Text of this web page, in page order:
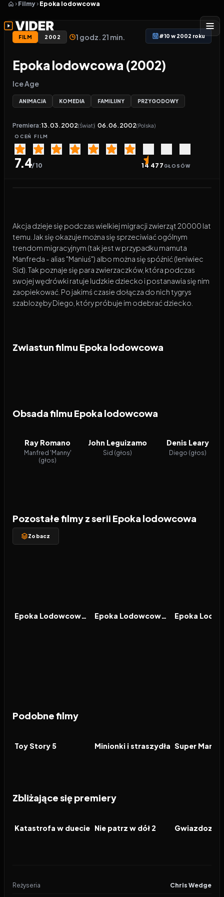
Filmy Epoka lodowcowa
FILM 2002 1 godz. 21 min. #10 w 2002 roku
Epoka lodowcowa (2002)
Ice Age
ANIMACJA KOMEDIA FAMILIJNY PRZYGODOWY
Premiera:13.03.2002(Świat) 06.06.2002(Polska)
OCEŃ FILM
7.4/ 10 14 477GŁOSÓW
Akcja dzieje się podczas wielkiej migracji zwierząt 20000 lat
temu. Jak się okazuje można się sprzeciwiać ogólnym
trendom migracyjnym (tak jest w przypadku mamuta
Manfreda - alias "Maniuś") albo można się spóźnić (leniwiec
Sid). Tak poznaje się para zwierzaczków, która podczas
swojej wędrówki ratuje ludzkie dziecko i postanawia się nim
zaopiekować. Po jakimś czasie dołącza do nich tygrys
szablozęby Diego, który próbuje im odebrać dziecko.
Zwiastun filmu Epoka lodowcowa
Obsada filmu Epoka lodowcowa
Ray Romano
Manfred 'Manny'
(głos)
John Leguizamo
Sid (głos)
Denis Leary
Diego (głos)
Pozostałe filmy z serii Epoka lodowcowa
Zobacz
FILM Epoka Lodowcowa 2: Odwilż FILM Epoka Lodowcowa 3: Era Dinozaurów FILM
Podobne filmy
FILM
Toy Story 5 FILM
Minionki i straszydła FILM
Zbliżające się premiery
FILM
Katastrofa w duecie FILM
Nie patrz w dół 2 FILM
Reżyseria Chris Wedge